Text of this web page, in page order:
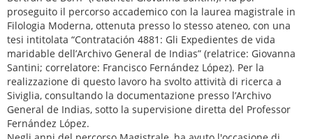
proseguito il percorso accademico con la laurea magistrale in
Filologia Moderna, ottenuta presso lo stesso ateneo, con una
tesi intitolata “Contratación 4881: Gli Expedientes de vida
maridable dell’Archivo General de Indias” (relatrice: Giovanna
Santini; correlatore: Francisco Fernández López). Per la
realizzazione di questo lavoro ha svolto attività di ricerca a
Siviglia, consultando la documentazione presso l’Archivo
General de Indias, sotto la supervisione diretta del Professor
Fernández López.